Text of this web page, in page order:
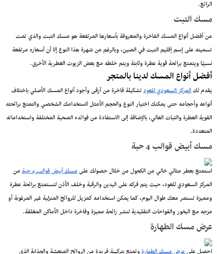
الرائع.
مسك التبت
من أفضل أنواع المسك الفاخرة والمعروفة بأسعارها المرتفعة هو مسك التبت والذي تمت
تسميته على إسم إقليم التبت في الصين، وبالرغم من شهرة هذا النوع إلا أن أسعاره مرتفعة
نسبيًا ويتمتع برائحة قوية عطرة وثابتة ويتم خلطه مع بعض الزيوت العطرية الأخرى.
أفضل أنواع المسك لدينا بالمتجر
يقدم لكالمركز السعودي للعودتشكيلة فاخرة من أرقى وأجود أنواع المسك الأصلي باختلاف
أنواعه وأحجامه حتى يمكنك اختيار النوع والحجم الأمثل لاستخدامك الشخصي والتمتع برائحته
القوية العطرة والثبات العالي، بالإضافة إلى الاستفادة من فوائده الصحية المختلفة واستخداماته
المتعددة.
مسك أبيض قوالب 4 حبة
استمتع بعطر مثالي خالي من الكحول من خلال حصولك علىمسك أبيض قوالب 4 حبة
من
المركز السعودي للعود، حيث يتم فركه على اليدين والرقبة وخلف الأذن لتستمتع برائحة عطرة
ومميزة تستمر معك طوال اليوم، كما يمكن استخدامه كمزيل للروائح المنزلية غير المرغوبة أو
مزجه مع البخور والفواحات التقليدية لنشر رائحة مميزة وفاخرة داخل الأماكن المغلقة.
عرض مسك الطهارة